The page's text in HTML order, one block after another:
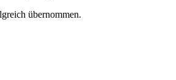
übernommen.